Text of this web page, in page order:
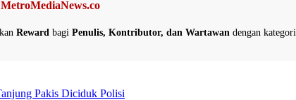
Reward bagi Penulis, Kontributor, dan Wartawan dengan kategori
Pakis Diciduk Polisi